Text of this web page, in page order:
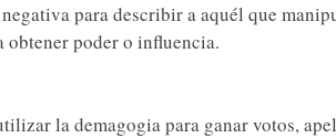
para describir a aquél que
obtener poder o influencia.
la demagogia para ganar votos,